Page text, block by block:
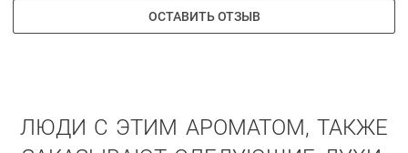
ОСТАВИТЬ ОТЗЫВ
ЛЮДИ С ЭТИМ АРОМАТОМ, ТАКЖЕ